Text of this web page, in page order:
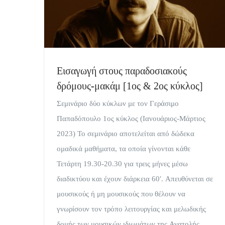
Εισαγωγή στους παραδοσιακούς
δρόμους-μακάμ [1ος & 2ος κύκλος]
Σεμινάριο δύο κύκλων με τον Γεράσιμο
Παπαδόπουλο 1ος κύκλος (Ιανουάριος-Μάρτιος
2023) Το σεμινάριο αποτελείται από δώδεκα
ομαδικά μαθήματα, τα οποία γίνονται κάθε
Τετάρτη 19.30-20.30 για τρεις μήνες μέσω
διαδικτύου και έχουν διάρκεια 60′. Απευθύνεται σε
μουσικούς ή μη μουσικούς που θέλουν να
γνωρίσουν τον τρόπο λειτουργίας και μελωδικής